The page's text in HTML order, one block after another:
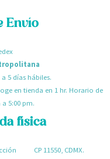
Envío
5 días hábiles.
en tienda en 1 hr. Horario de
5:00 pm.
física
CP 11550, CDMX.